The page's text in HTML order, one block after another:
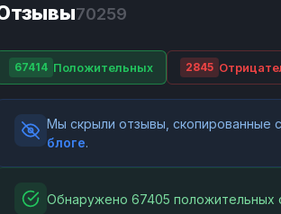
70259
67414 Положительных 2845
Мы скрыли отзывы, скопированные
блоге.
Обнаружено 67405 положительных